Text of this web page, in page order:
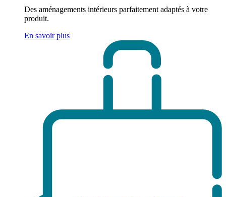
Des aménagements intérieurs parfaitement adaptés à votre
produit.
En savoir plus